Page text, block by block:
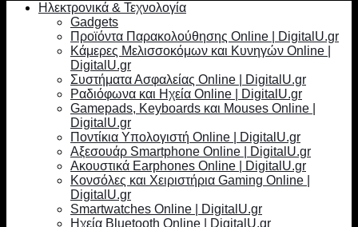
Ηλεκτρονικά & Τεχνολογία
Gadgets
Προϊόντα Παρακολούθησης Online | DigitalU.gr
Κάμερες Μελισσοκόμων και Κυνηγών Online |
DigitalU.gr
Συστήματα Ασφαλείας Online | DigitalU.gr
Ραδιόφωνα και Ηχεία Online | DigitalU.gr
Gamepads, Keyboards και Mouses Online |
DigitalU.gr
Ποντίκια Υπολογιστή Online | DigitalU.gr
Αξεσουάρ Smartphone Online | DigitalU.gr
Ακουστικά Earphones Online | DigitalU.gr
Κονσόλες και Χειριστήρια Gaming Online |
DigitalU.gr
Smartwatches Online | DigitalU.gr
Ηχεία Bluetooth Online | DigitalU.gr